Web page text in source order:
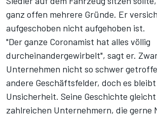
ganz offen mehrere Gründe. Er
aufgeschoben nicht aufgehoben ist.
"Der ganze Coronamist hat alles völlig
durcheinandergewirbelt", sagt er.
Unternehmen nicht so schwer
andere Geschäftsfelder, doch es
Unsicherheit. Seine Geschichte
zahlreichen Unternehmern, die gerne